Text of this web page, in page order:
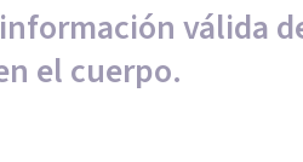
válida
el cuerpo.